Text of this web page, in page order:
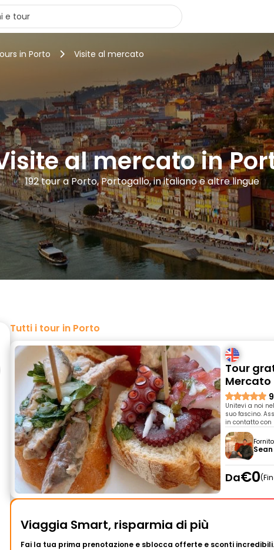
in Porto Visite al mercato
al mercato in
192 tour a Porto, Portogallo, in italiano e altre lingue
Tutti i tour in Porto
Tour
Mercato
Unitevi a noi
suo fascino.
in contatto con
Sean
Da€0
Viaggia Smart, risparmia di più
Fai la tua prima prenotazione e sblocca offerte e sconti incredibili.